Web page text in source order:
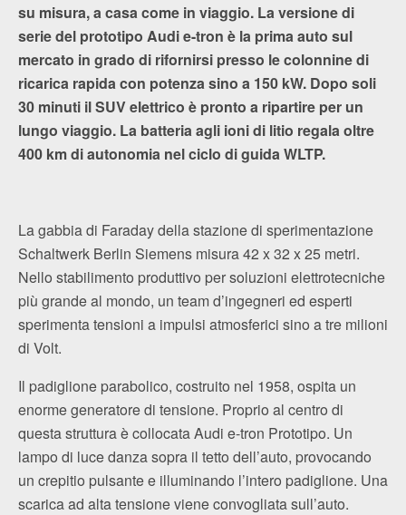
su misura, a casa come in viaggio. La versione di
serie del prototipo Audi e-tron è la prima auto sul
mercato in grado di rifornirsi presso le colonnine di
ricarica rapida con potenza sino a 150 kW. Dopo soli
30 minuti il SUV elettrico è pronto a ripartire per un
lungo viaggio. La batteria agli ioni di litio regala oltre
400 km di autonomia nel ciclo di guida WLTP.
La gabbia di Faraday della stazione di sperimentazione
Schaltwerk Berlin Siemens misura 42 x 32 x 25 metri.
Nello stabilimento produttivo per soluzioni elettrotecniche
più grande al mondo, un team d’ingegneri ed esperti
sperimenta tensioni a impulsi atmosferici sino a tre milioni
di Volt.
Il padiglione parabolico, costruito nel 1958, ospita un
enorme generatore di tensione. Proprio al centro di
questa struttura è collocata Audi e-tron Prototipo. Un
lampo di luce danza sopra il tetto dell’auto, provocando
un crepitio pulsante e illuminando l’intero padiglione. Una
scarica ad alta tensione viene convogliata sull’auto.